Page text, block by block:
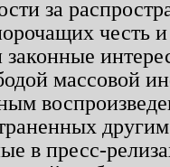
за
честь
массовой
в пресс-